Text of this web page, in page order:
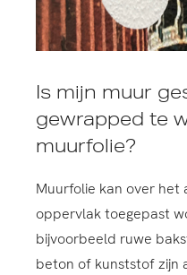
Is mijn muur
gewrapped te
muurfolie?
Muurfolie kan over het
oppervlak toegepast
bijvoorbeeld ruwe
beton of kunststof zijn